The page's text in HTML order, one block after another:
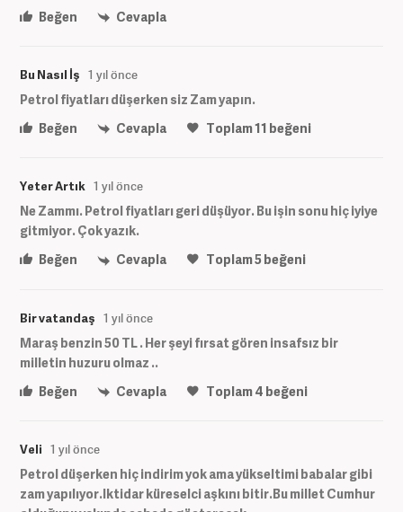
Beğen
Cevapla
Bu Nasıl İş 1 yıl önce
Petrol fiyatları düşerken siz Zam yapın.
Beğen
Cevapla Toplam11 beğeni
Yeter Artık 1 yıl önce
Ne Zammı. Petrol fiyatları geri düşüyor. Bu işin sonu hiç iyiye
gitmiyor. Çok yazık.
Beğen
Cevapla Toplam5beğeni
Bir vatandaş 1 yıl önce
Maraş benzin 50 TL . Her şeyi fırsat gören insafsız bir
milletin huzuru olmaz ..
Beğen
Cevapla Toplam4 beğeni
Veli 1 yıl önce
Petrol düşerken hiç indirim yok ama yükseltimi babalar gibi
zam yapılıyor.Iktidar küreselci aşkını bitir.Bu millet Cumhur